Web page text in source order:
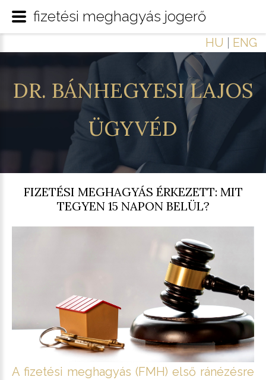
HU ENG
DR. BÁNHEGYESI LAJOS
ÜGYVÉD
FIZETÉSI MEGHAGYÁS ÉRKEZETT: MIT
TEGYEN 15 NAPON BELÜL?
A fizetési meghagyás (FMH) első ránézésre
fizetési meghagyás jogerő